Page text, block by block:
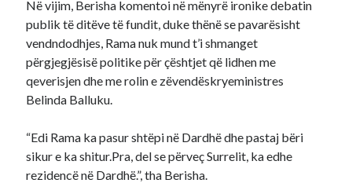
Në vijim, Berisha komentoi në mënyrë ironike debatin
publik të ditëve të fundit, duke thënë se pavarësisht
vendndodhjes, Rama nuk mund t’i shmanget
përgjegjësisë politike për çështjet që lidhen me
qeverisjen dhe me rolin e zëvendëskryeministres
Belinda Balluku.
“Edi Rama ka pasur shtëpi në Dardhë dhe pastaj bëri
sikur e ka shitur.Pra, del se përveç Surrelit, ka edhe
rezidencë në Dardhë.”, tha Berisha.